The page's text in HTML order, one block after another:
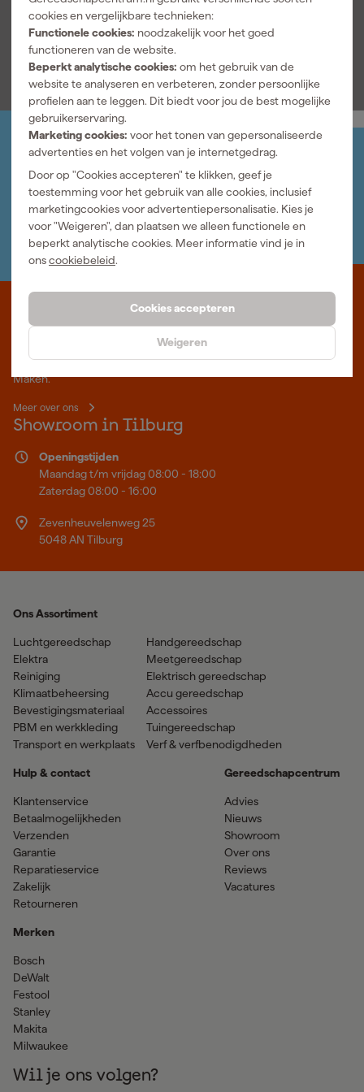
cookies en vergelijkbare technieken:
Functionele cookies: noodzakelijk voor het goed
functioneren van de website.
Beperkt analytische cookies: om het gebruik van de
website te analyseren en verbeteren, zonder persoonlijke
profielen aan te leggen. Dit biedt voor jou de best mogelijke
gebruikerservaring.
Marketing cookies: voor het tonen van gepersonaliseerde
advertenties en het volgen van je internetgedrag.
Door op "Cookies accepteren" te klikken, geef je
toestemming voor het gebruik van alle cookies, inclusief
marketingcookies voor advertentiepersonalisatie. Kies je
voor "Weigeren", dan plaatsen we alleen functionele en
beperkt analytische cookies. Meer informatie vind je in
onscookiebeleid.
Cookies accepteren
Weigeren
Artikelnummer
Bekijk alle kenmerken
Jouw account
Log-in en beheer je bestellingen en gegevens
Nieuwsbrief
Inschrijven wekelijkse nieuwsbrief
Wij helpen je graag
Neem contact op met één van onze specialisten.
Waar staat Gereedschapcentrum voor
Professioneel gereedschap met advies op maat: wij zijn dé online
specialist, wat je project ook is. Gereedschapcentrum is Beter
Maken.
Meer over ons
Showroom in Tilburg
Openingstijden
Maandag t/m vrijdag 08:00 - 18:00
Zaterdag 08:00 - 16:00
Zevenheuvelenweg 25
5048 AN Tilburg
Ons Assortiment
Luchtgereedschap
Elektra
Reiniging
Klimaatbeheersing
Bevestigingsmateriaal
PBM en werkkleding
Transport en werkplaats
Handgereedschap
Meetgereedschap
Elektrisch gereedschap
Accu gereedschap
Accessoires
Tuingereedschap
Verf & verfbenodigdheden
Hulp & contact
Klantenservice
Betaalmogelijkheden
Verzenden
Garantie
Reparatieservice
Zakelijk
Retourneren
Merken
Bosch
DeWalt
Festool
Stanley
Makita
Milwaukee
Gereedschapcentrum
Advies
Nieuws
Showroom
Over ons
Reviews
Vacatures
Wil je ons volgen?